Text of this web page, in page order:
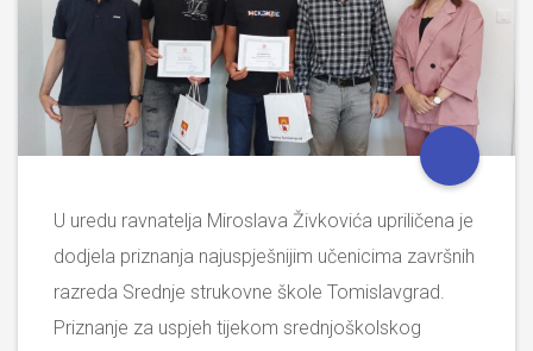
U uredu ravnatelja Miroslava Živkovića upriličena je
dodjela priznanja najuspješnijim učenicima završnih
razreda Srednje strukovne škole Tomislavgrad.
Priznanje za uspjeh tijekom srednjoškolskog